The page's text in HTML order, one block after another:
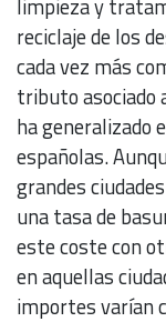
limpieza y
reciclaje de los
cada vez más
tributo asociado
ha generalizado
españolas.
grandes
una tasa de
este coste con
en aquellas
importes varían